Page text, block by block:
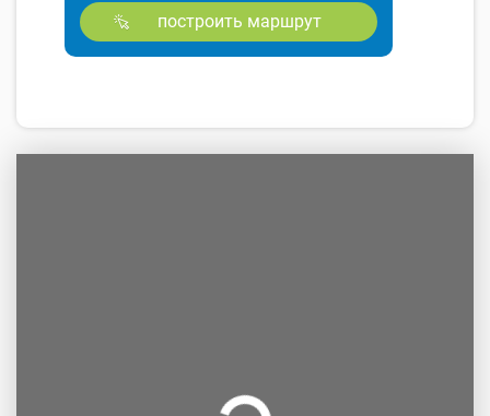
построить маршрут